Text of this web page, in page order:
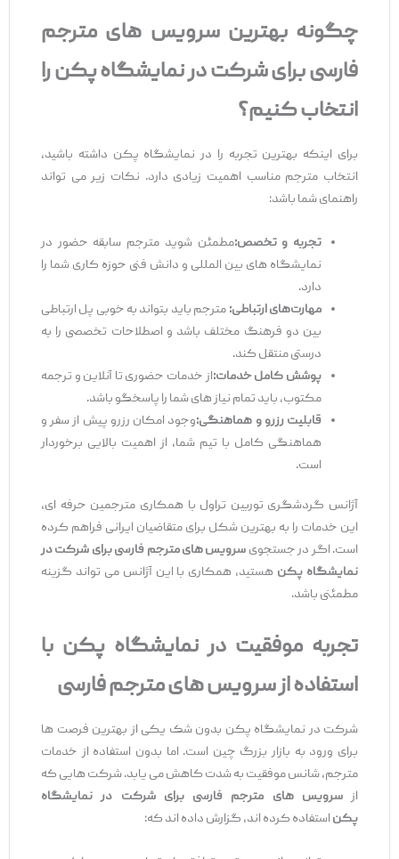
چگونه بهترین سرویس ‌های مترجم
فارسی برای شرکت در نمایشگاه پکن را
انتخاب کنیم؟
برای اینکه بهترین تجربه را در نمایشگاه پکن داشته باشید،
انتخاب مترجم مناسب اهمیت زیادی دارد. نکات زیر می‌ تواند
راهنمای شما باشد:
تجربه و تخصص:مطمئن شوید مترجم سابقه حضور در
نمایشگاه‌ های بین ‌المللی و دانش فنی حوزه کاری شما را
دارد.
مهارت‌های ارتباطی:مترجم باید بتواند به‌ خوبی پل ارتباطی
بین دو فرهنگ مختلف باشد و اصطلاحات تخصصی را به
درستی منتقل کند.
پوشش کامل خدمات:از خدمات حضوری تا آنلاین و ترجمه
مکتوب، باید تمام نیاز های شما را پاسخگو باشد.
قابلیت رزرو و هماهنگی:وجود امکان رزرو پیش از سفر و
هماهنگی کامل با تیم شما، از اهمیت بالایی برخوردار
است.
آژانس گردشگری توربین تراول با همکاری مترجمین حرفه ‌ای،
این خدمات را به بهترین شکل برای متقاضیان ایرانی فراهم کرده
است. اگر در جستجویسرویس ‌های مترجم فارسی برای شرکت در
نمایشگاه پکنهستید، همکاری با این آژانس می‌ تواند گزینه
مطمئنی باشد.
تجربه موفقیت در نمایشگاه پکن با
استفاده از سرویس ‌های مترجم فارسی
شرکت در نمایشگاه پکن بدون شک یکی از بهترین فرصت‌ ها
برای ورود به بازار بزرگ چین است. اما بدون استفاده از خدمات
مترجم، شانس موفقیت به شدت کاهش می ‌یابد. شرکت ‌هایی که
ازسرویس ‌های مترجم فارسی برای شرکت در نمایشگاه
پکناستفاده کرده‌ اند، گزارش داده ‌اند که: